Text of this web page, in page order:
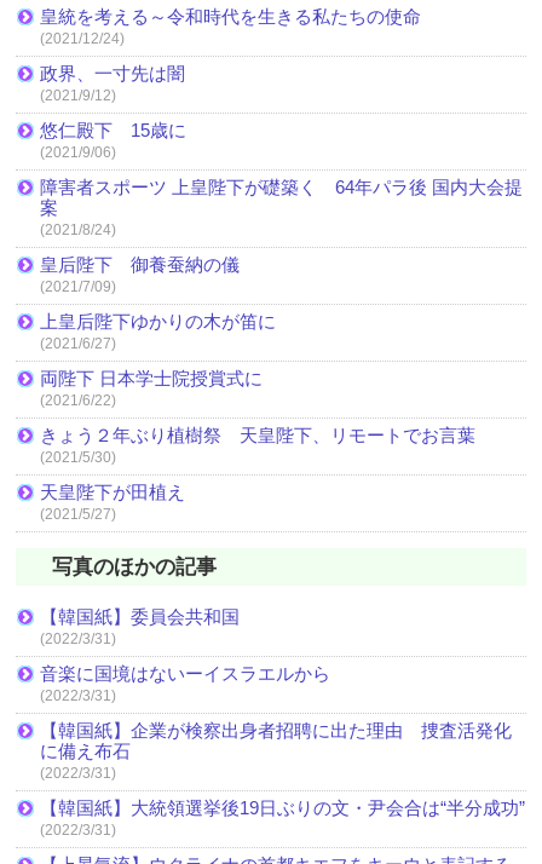
皇統を考える～令和時代を生きる私たちの使命
(2021/12/24)
政界、一寸先は闇
(2021/9/12)
悠仁殿下 15歳に
(2021/9/06)
障害者スポーツ 上皇陛下が礎築く 64年パラ後 国内大会提
案
(2021/8/24)
皇后陛下 御養蚕納の儀
(2021/7/09)
上皇后陛下ゆかりの木が笛に
(2021/6/27)
両陛下 日本学士院授賞式に
(2021/6/22)
きょう２年ぶり植樹祭 天皇陛下、リモートでお言葉
(2021/5/30)
天皇陛下が田植え
(2021/5/27)
写真のほかの記事
【韓国紙】委員会共和国
(2022/3/31)
音楽に国境はないーイスラエルから
(2022/3/31)
【韓国紙】企業が検察出身者招聘に出た理由 捜査活発化
に備え布石
(2022/3/31)
【韓国紙】大統領選挙後19日ぶりの文・尹会合は“半分成功”
(2022/3/31)